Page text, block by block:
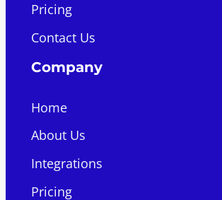
Pricing
Contact Us
Company
Home
About Us
Integrations
Pricing